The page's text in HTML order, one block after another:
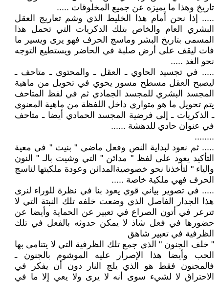
تاريخ وهذا ما يميزه عن جميع المخلوقات .....
..... إذا نحن أمام هذا الخليط الذي وشم تعاريج العقل
البشري العام والخاص بتلك الذكريات التي تحمل هذا
المسمى بتاريخ البشر وماسج الحرف فهو يرى ويسير ما
فات ليقف على أرض صلبة في الحاضر ويستطيع التوجه
نحو الغد .....
..... في تجسيد الحاوي ـ العقل ـ والمحتوى ـ متاحف ـ
ليصبح العقل مسطح مسور يحوي في تحويل من ماهية
المجسد البشري للمجسد الجمادي ثم في لفظ المتاحف
يتم تحويل ما هو متواري داخل اللفظة من ماهية المعنوي
ـ الذكريات ـ إلى فرضية المجسد الحمادي أيضا ـ متاحف
في عنوان حادي للدهشة ......
........
..... ثم نعود لبداية النص وفعل ماضي " بنيت " في معية
التأكيد يعود على لفظ " مدائن " التي وشيت بالـ " النون
والياء " لتأخذنا نحو خصوصيةالمدائن وعودة ملكيتها لناسج
الحرف فهي ملكية خاصة .....
..... في تصوير بياني قوي يعود بنا في نظرة للوراء لنرى
هذا الجدار الفاصل الذي وضعت خلفه تلك النبتة التي لا
تترعر في أتون الصراع في تعبير عن الحماية وأيضا عن
حضورها في فعل شاذ لا يمكن حدوثه بالفعل في تلك
الظرفية في تعبير شاهق
" خلف الجنون " الذي جمع تلك الظرفية التي لا يتنامى بها
الحب وأيضا هذا الإصرار عليه الموشوم بالجنون ـ
فالمجنون فقط هو الذي يلج النار دون أن يفكر في
الاحتراق لا لشيء سوى أنه لا يرى ولا يعي إلا ما في